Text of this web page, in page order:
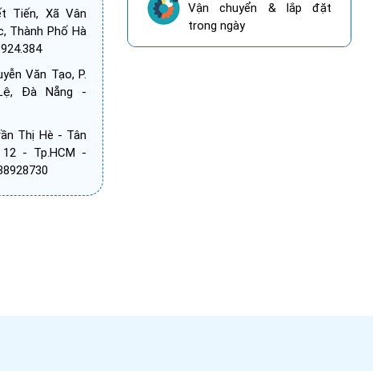
Tiến, Xã Vân
Thành Phố Hà
Văn Tạo, P.
Đà Nẵng -
Thị Hè - Tân
- Tp.HCM -
Vận chuyển & lắp đặt
trong ngày